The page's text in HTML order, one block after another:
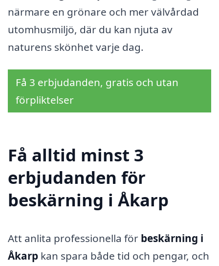
närmare en grönare och mer välvårdad
utomhusmiljö, där du kan njuta av
naturens skönhet varje dag.
Få 3 erbjudanden, gratis och utan
förpliktelser
Få alltid minst 3
erbjudanden för
beskärning i Åkarp
Att anlita professionella för beskärning i
Åkarp kan spara både tid och pengar, och